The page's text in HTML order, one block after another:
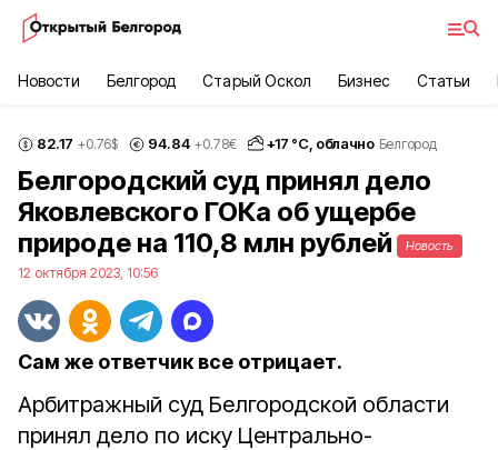
Новости Белгород Старый Оскол Бизнес Статьи
82.17 +0.76$ 94.84 +0.78€ +17 °С, облачно Белгород
Белгородский суд принял дело
Яковлевского ГОКа об ущербе
природе на 110,8 млн рублей
Новость
12 октября 2023, 10:56
Сам же ответчик все отрицает.
Арбитражный суд Белгородской области
принял дело по иску Центрально-